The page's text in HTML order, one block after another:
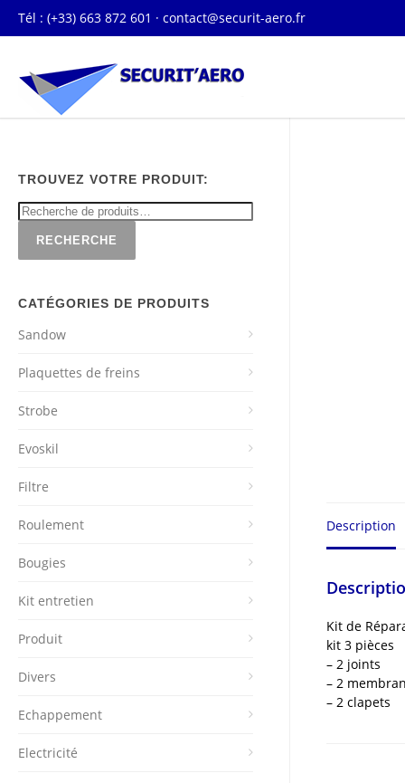
Tél : (+33) 663 872 601 · contact@securit-aero.fr
Description
Kit de
kit 3 pièces
– 2 joints
– 2
– 2 clapets
TROUVEZ VOTRE PRODUIT:
RECHERCHE
CATÉGORIES DE PRODUITS
Sandow
Plaquettes de freins
Strobe
Evoskil
Filtre
Roulement
Bougies
Kit entretien
Produit
Divers
Echappement
Electricité